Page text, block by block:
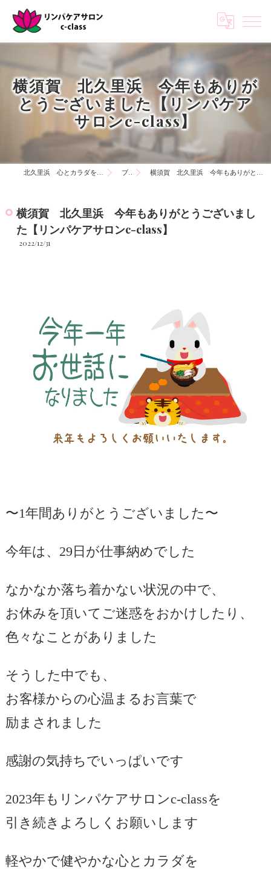
横須賀 北久里浜 今年もありが
とうございました【リンパケア
サロンc-class】
ブログ 横須賀 北久里浜 今年もありがとうございました【リンパケアサロンc-class】
横須賀 北久里浜 今年もありがとうございまし
た【リンパケアサロンc-class】
2022/12/31
〜1年間ありがとうございました〜
今年は、29日が仕事納めでした
なかなか落ち着かない状況の中で、
お休みを頂いてご迷惑をおかけしたり、
色々なことがありました
そうした中でも、
お客様からの心温まるお言葉で
励まされました
感謝の気持ちでいっぱいです
2023年もリンパケアサロンc-classを
引き続きよろしくお願いします
軽やかで健やかな心とカラダを